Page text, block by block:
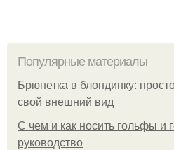
Популярные материалы
Брюнетка в блондинку:
свой внешний вид
С чем и как носить гольфы и
руководство